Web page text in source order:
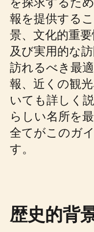
報を提供する
景、文化的重要
及び実用的な
訪れるべき最
報、近くの観
いても詳しく
らしい名所を
全てがこのガ
す。
歴史的背